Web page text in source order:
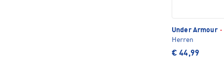
Under Armour ·
Herren
€ 44,99